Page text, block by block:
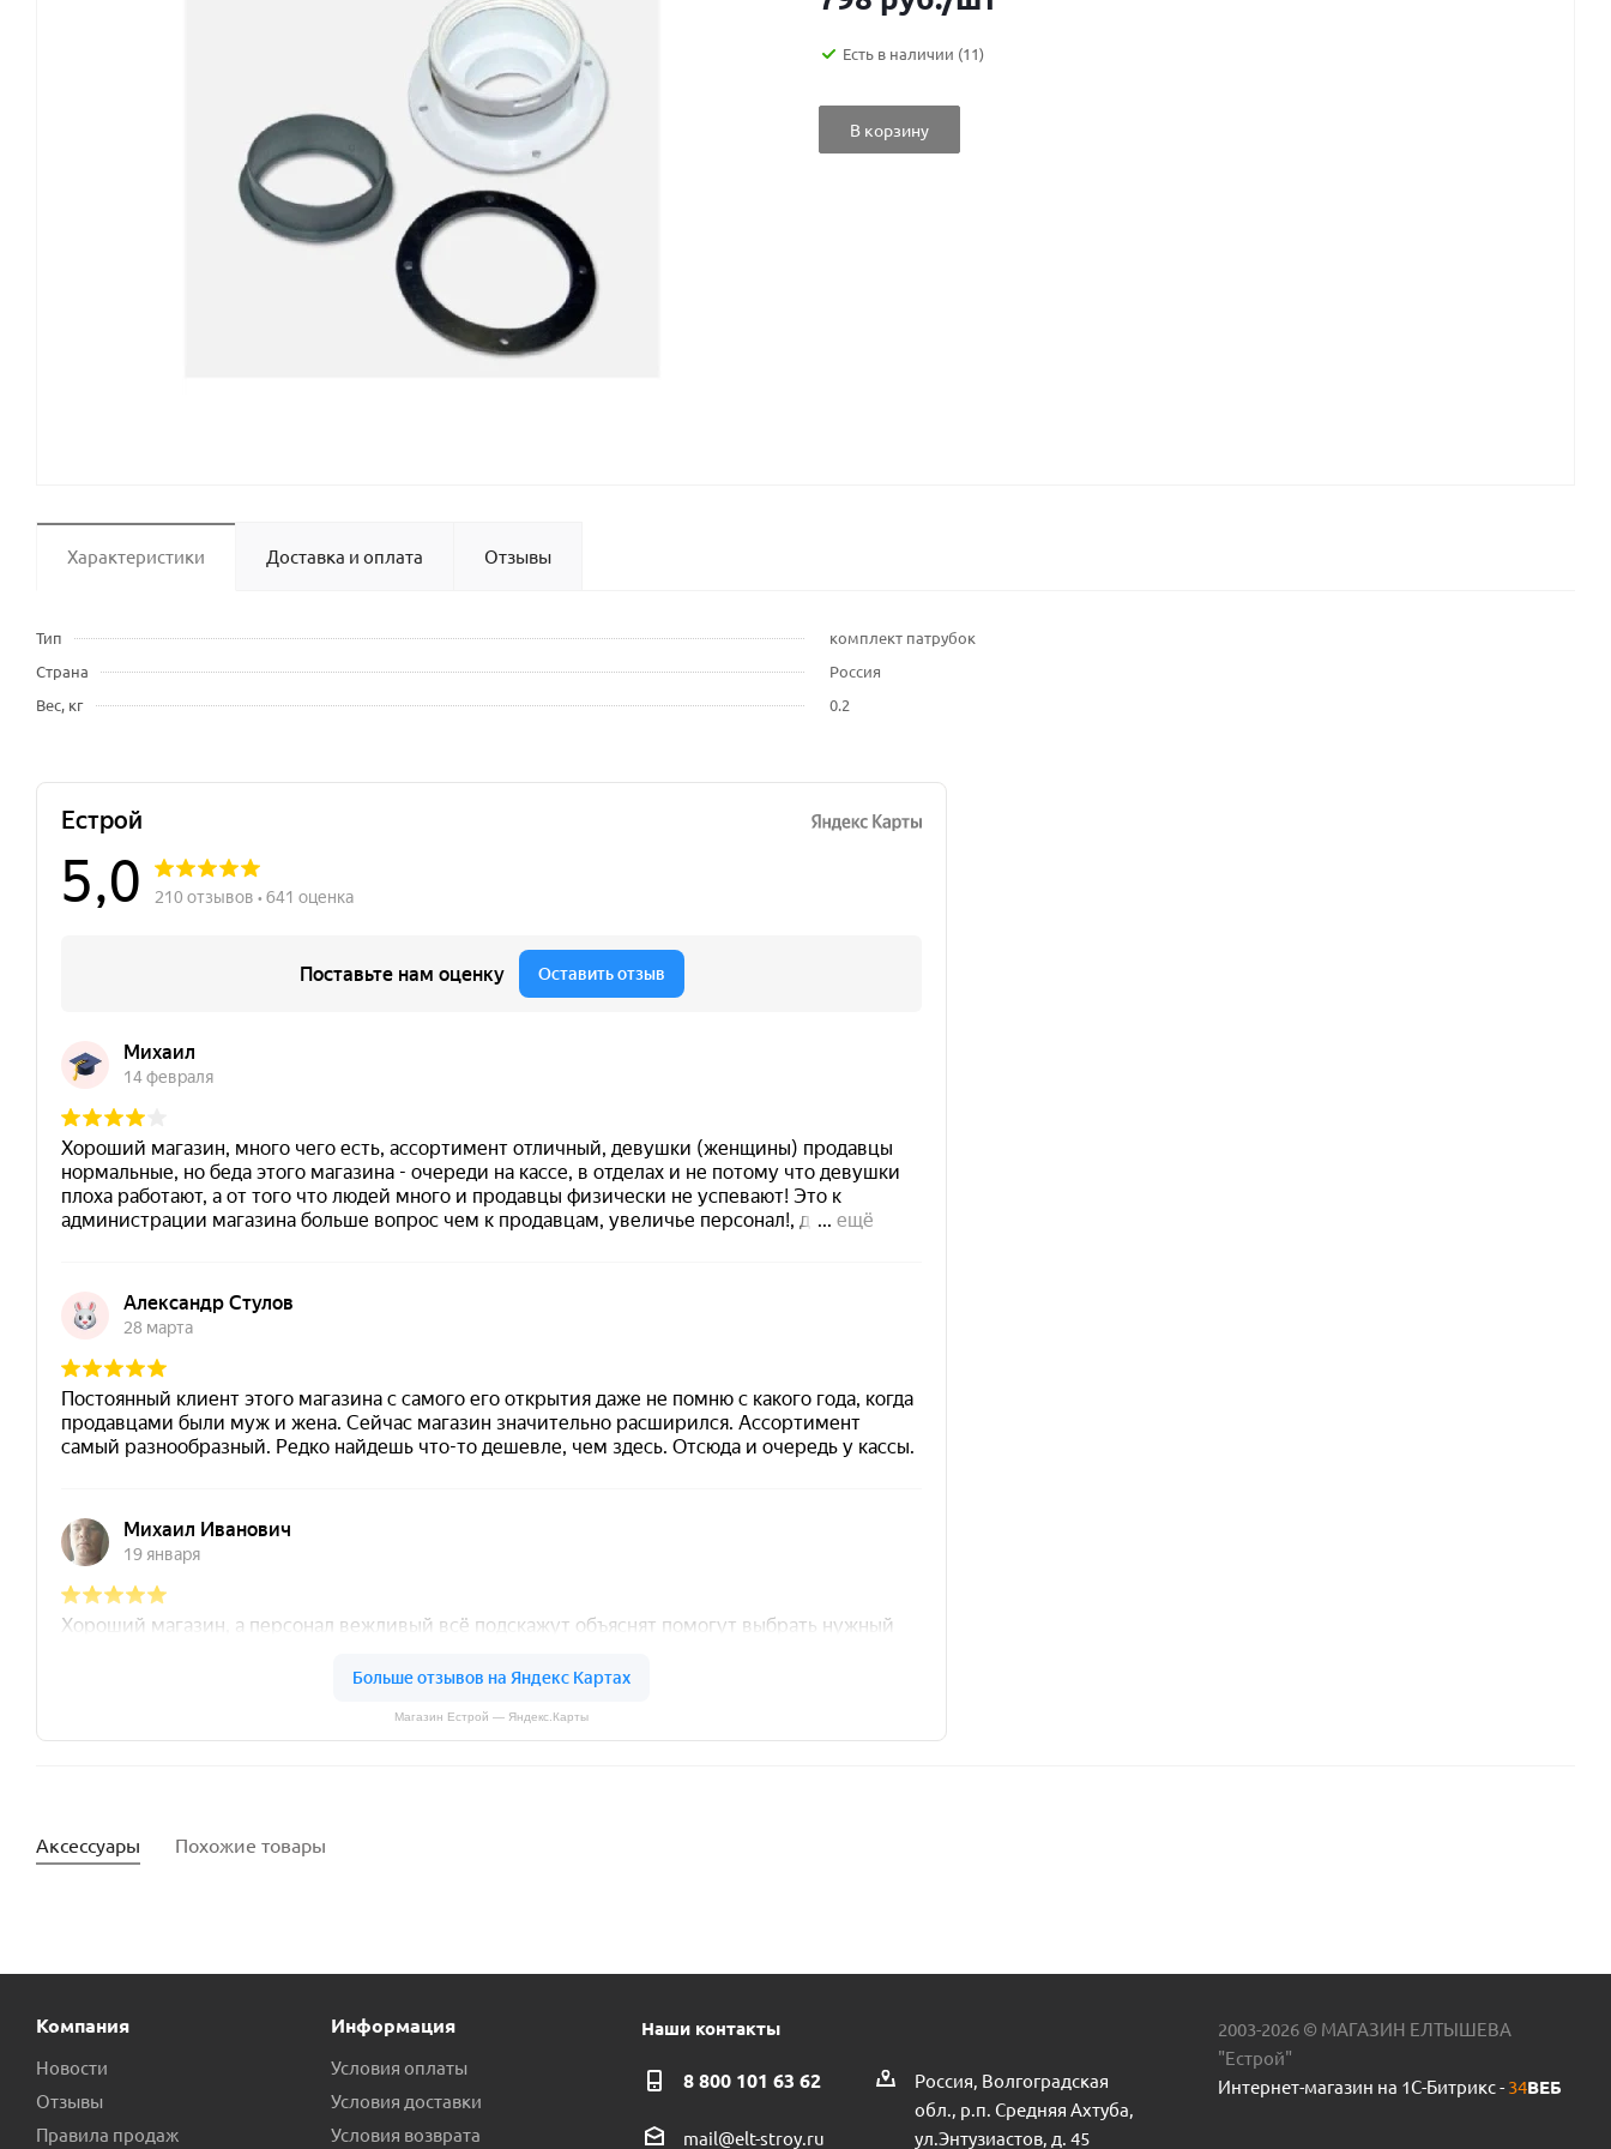
Есть в наличии (11)
В корзину
Характеристики Доставка и оплата Отзывы
Тип
комплект патрубок
Страна
Россия
Вес, кг
0.2
Магазин Естрой — Яндекс.Карты
Аксессуары Похожие товары
Компания
Новости
Отзывы
Правила продаж
Информация
Условия оплаты
Условия доставки
Условия возврата
Наши контакты
8 800 101 63 62
mail@elt-stroy.ru
Россия, Волгоградская
обл., р.п. Средняя Ахтуба,
ул.Энтузиастов, д. 45
2003-2026 © МАГАЗИН ЕЛТЫШЕВА
"Естрой"
Интернет-магазин на 1С-Битрикс - 34ВЕБ